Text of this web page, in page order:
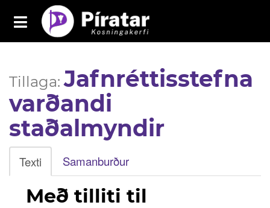
Toggle
navigation
Yfirlit
Mál
Kosningar
Málaflokkar
Samþykktir
Grasrótarinn
Tillaga:Jafnréttisstefna
varðandi
staðalmyndir
Texti Samanburður
Með tilliti til